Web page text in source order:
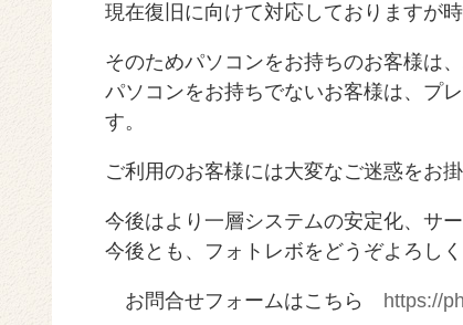
現在復旧に向けて対応しておりますが
そのためパソコンをお持ちのお客様は
パソコンをお持ちでないお客様は、プ
す。
ご利用のお客様には大変なご迷惑をお
今後はより一層システムの安定化、サ
今後とも、フォトレボをどうぞよろし
お問合せフォームはこちら https://